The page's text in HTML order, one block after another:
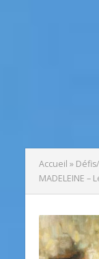
Accueil »
MADELEINE –